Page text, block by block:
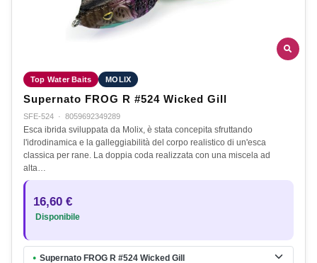
Top Water Baits MOLIX
Supernato FROG R #524 Wicked Gill
SFE-524 · 8059692349289
Esca ibrida sviluppata da Molix, è stata concepita sfruttando
l'idrodinamica e la galleggiabilità del corpo realistico di un'esca
classica per rane. La doppia coda realizzata con una miscela ad
alta…
16,60 €
Disponibile
● Supernato FROG R #524 Wicked Gill